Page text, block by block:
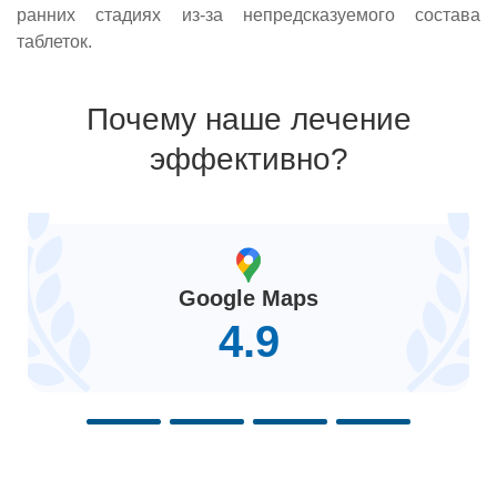
ранних стадиях из-за непредсказуемого состава
таблеток.
Почему наше лечение
эффективно?
Google Maps
4.9